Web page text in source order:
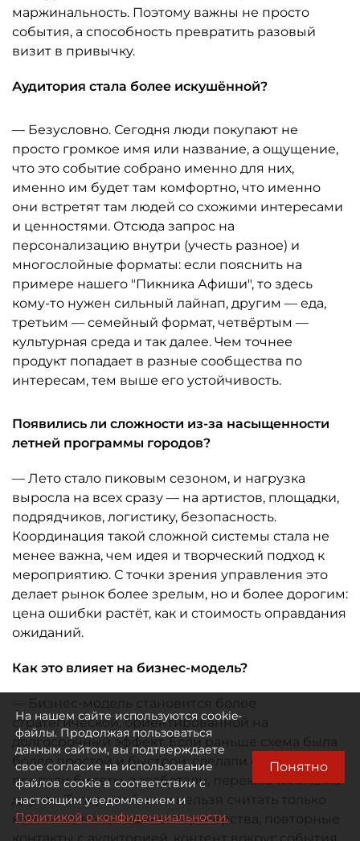
маржинальность. Поэтому важны не просто
события, а способность превратить разовый
визит в привычку.
Аудитория стала более искушённой?
— Безусловно. Сегодня люди покупают не
просто громкое имя или название, а ощущение,
что это событие собрано именно для них,
именно им будет там комфортно, что именно
они встретят там людей со схожими интересами
и ценностями. Отсюда запрос на
персонализацию внутри (учесть разное) и
многослойные форматы: если пояснить на
примере нашего "Пикника Афиши", то здесь
кому-то нужен сильный лайнап, другим — еда,
третьим — семейный формат, четвёртым —
культурная среда и так далее. Чем точнее
продукт попадает в разные сообщества по
интересам, тем выше его устойчивость.
Появились ли сложности из-за насыщенности
летней программы городов?
— Лето стало пиковым сезоном, и нагрузка
выросла на всех сразу — на артистов, площадки,
подрядчиков, логистику, безопасность.
Координация такой сложной системы стала не
менее важна, чем идея и творческий подход к
мероприятию. С точки зрения управления это
делает рынок более зрелым, но и более дорогим:
цена ошибки растёт, как и стоимость оправдания
ожиданий.
Как это влияет на бизнес-модель?
— Бизнес-модель становится более
стратегической, ориентированной на
долгосрочный эффект. Если раньше схема была
более простой и быстрой: сделали событие и
продали билеты, заработали, переключились на
другое. Теперь событие нельзя считать только
кассой на входе: важны партнёрства, повторные
На нашем сайте используются cookie-
файлы. Продолжая пользоваться
данным сайтом, вы подтверждаете
свое согласие на использование
файлов cookie в соответствии с
настоящим уведомлением и
Политикой о конфиденциальности.
Понятно